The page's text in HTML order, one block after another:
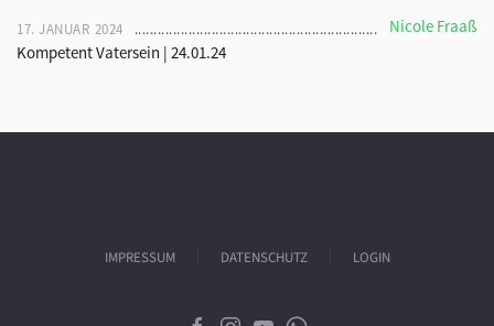
17. JANUAR 2024
Nicole Fraaß
Kompetent Vatersein | 24.01.24
IMPRESSUM DATENSCHUTZ LOGIN